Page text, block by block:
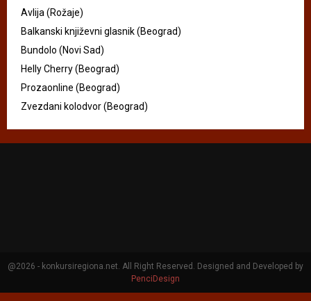
Avlija (Rožaje)
Balkanski književni glasnik (Beograd)
Bundolo (Novi Sad)
Helly Cherry (Beograd)
Prozaonline (Beograd)
Zvezdani kolodvor (Beograd)
@2026 - konkursiregiona.net. All Right Reserved. Designed and Developed by
PenciDesign